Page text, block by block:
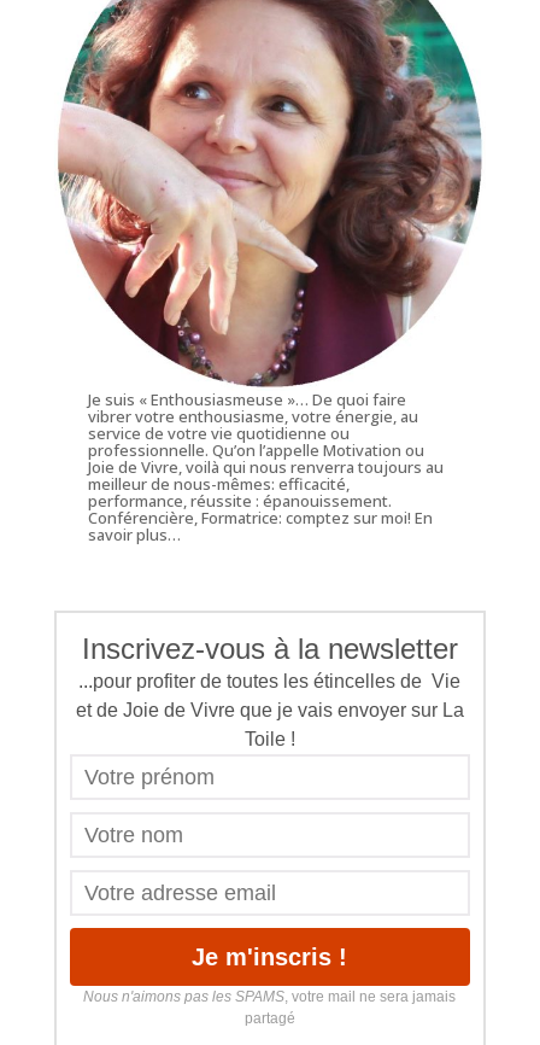
Je suis « Enthousiasmeuse »… De quoi faire
vibrer votre enthousiasme, votre énergie, au
service de votre vie quotidienne ou
professionnelle. Qu’on l’appelle Motivation ou
Joie de Vivre, voilà qui nous renverra toujours au
meilleur de nous-mêmes: efficacité,
performance, réussite : épanouissement.
Conférencière, Formatrice: comptez sur moi!En
savoir plus…
Inscrivez-vous à la newsletter
...pour profiter de toutes les étincelles de Vie
et de Joie de Vivre que je vais envoyer sur La
Toile !
Nous n'aimons pas les SPAMS, votre mail ne sera jamais
partagé